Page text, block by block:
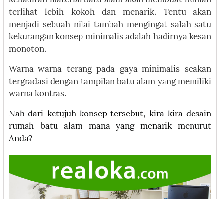
terlihat lebih kokoh dan menarik. Tentu akan
menjadi sebuah nilai tambah mengingat salah satu
kekurangan konsep minimalis adalah hadirnya kesan
monoton.
Warna-warna terang pada gaya minimalis seakan
tergradasi dengan tampilan batu alam yang memiliki
warna kontras.
Nah dari ketujuh konsep tersebut, kira-kira desain
rumah batu alam mana yang menarik menurut
Anda?